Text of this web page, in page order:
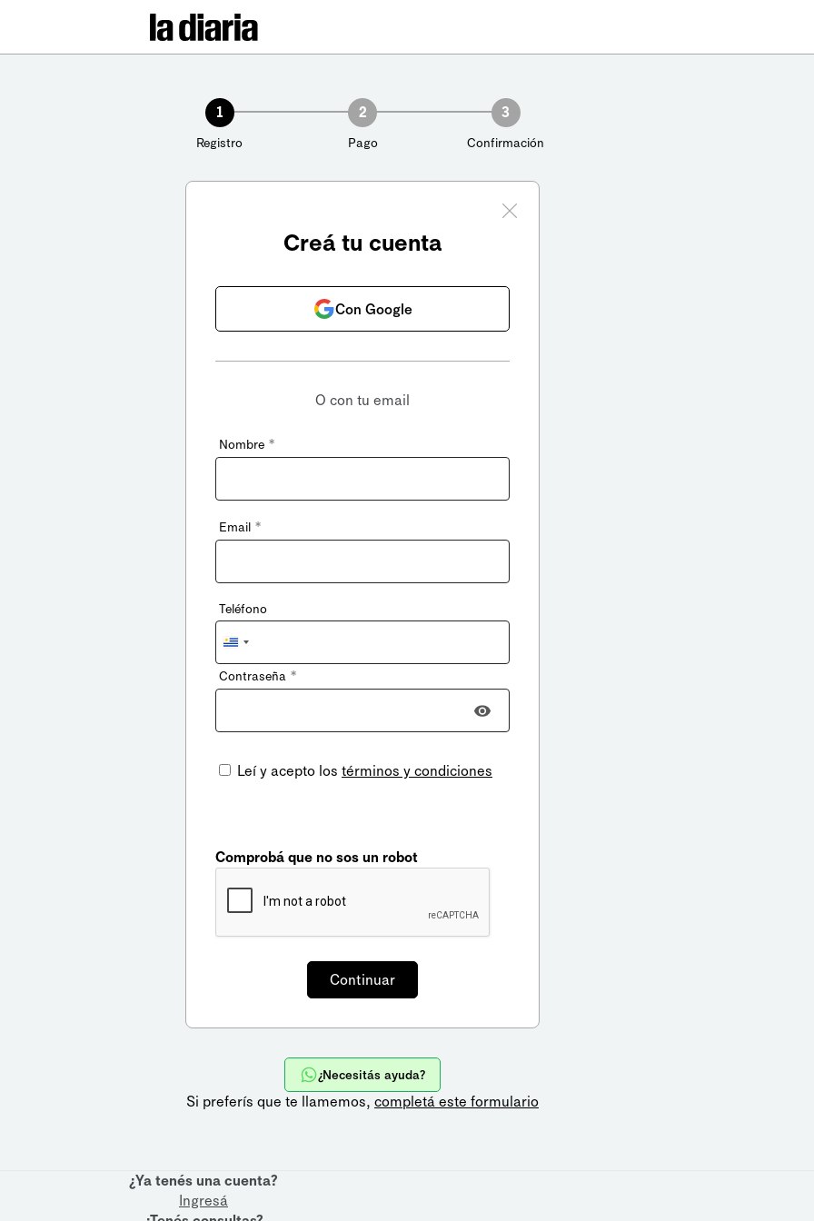
1
Registro
2
Pago
3
Confirmación
Creá tu cuenta
Con Google
O con tu email
Nombre *
Email *
Teléfono
Uruguay
+598
Contraseña *
Leí y acepto los términos y condiciones
Comprobá que no sos un robot
¿Necesitás ayuda?
Si preferís que te llamemos, completá este formulario
¿Ya tenés una cuenta?
Ingresá